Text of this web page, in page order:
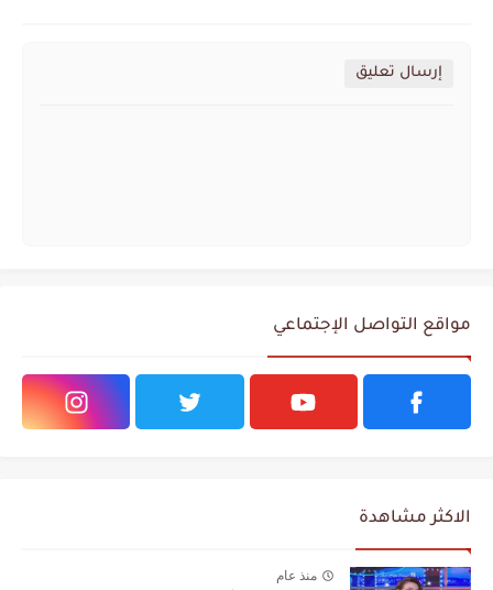
إرسال تعليق
مواقع التواصل الإجتماعي
الاكثر مشاهدة
منذ عام